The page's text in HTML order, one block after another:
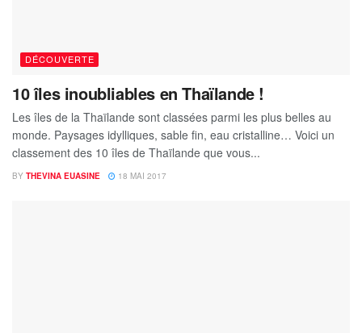
DÉCOUVERTE
10 îles inoubliables en Thaïlande !
Les îles de la Thaïlande sont classées parmi les plus belles au
monde. Paysages idylliques, sable fin, eau cristalline… Voici un
classement des 10 îles de Thaïlande que vous...
BY THEVINA EUASINE 18 MAI 2017